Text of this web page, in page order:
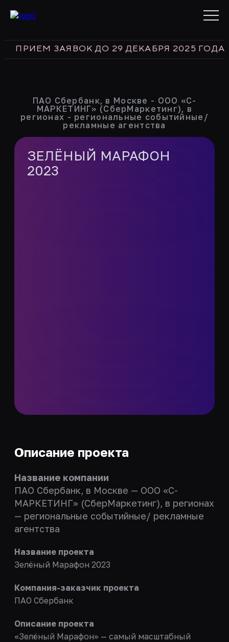
ЗАЯВОК ДО 29 ДЕКАБРЯ 2025 ГОДА
ПАО Сбербанк, в Москве - ООО «С-
МАРКЕТИНГ» (СберМаркетинг), в
регионах - региональные событийные/
рекламные агентства
ЗЕЛЁНЫЙ МАРАФОН
2023
Описание проекта
Название компании
ПАО Сбербанк, в Москве — ООО «С-
МАРКЕТИНГ» (СберМаркетинг), в регионах
— региональные событийные/ рекламные
агентства
Название проекта
Зелёный Марафон 2023
Компания-заказчик проекта
ПАО Сбербанк
Описание проекта
«Зелёный Марафон» — самый масштабный